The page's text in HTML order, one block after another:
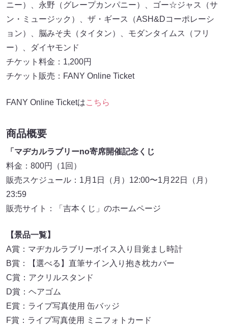
ニー）、永野（グレープカンパニー）、ゴー☆ジャス（サ
ン・ミュージック）、ザ・ギース（ASH&Dコーポレーシ
ョン）、脳みそ夫（タイタン）、モダンタイムス（フリ
ー）、ダイヤモンド
チケット料金：1,200円
チケット販売：FANY Online Ticket
FANY Online Ticketはこちら
商品概要
「マヂカルラブリーno寄席開催記念くじ
料金：800円（1回）
販売スケジュール：1月1日（月）12:00〜1月22日（月）
23:59
販売サイト：「吉本くじ」のホームページ
【景品一覧】
A賞：マヂカルラブリーボイス入り目覚まし時計
B賞：【選べる】直筆サイン入り抱き枕カバー
C賞：アクリルスタンド
D賞：ヘアゴム
E賞：ライブ写真使用 缶バッジ
F賞：ライブ写真使用 ミニフォトカード